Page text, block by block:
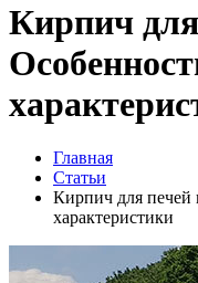
Кирпич
Главная
Статьи
Кирпич для
характеристики